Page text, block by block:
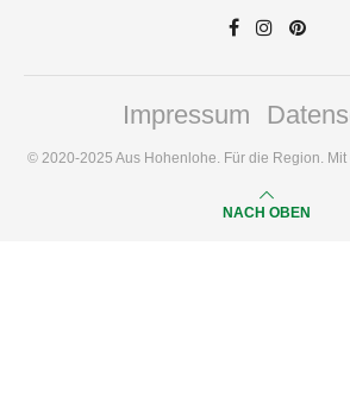
Impressum
© 2020-2025 Aus Hohenlohe. Für die Region.
NACH OBEN